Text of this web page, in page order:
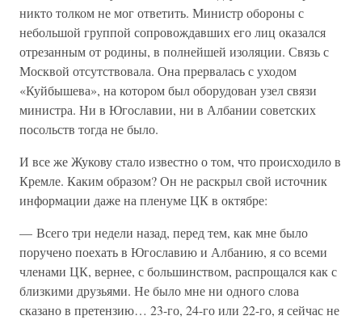
никто толком не мог ответить. Министр обороны с
небольшой группой сопровождавших его лиц оказался
отрезанным от родины, в полнейшей изоляции. Связь с
Москвой отсутствовала. Она прервалась с уходом
«Куйбышева», на котором был оборудован узел связи
министра. Ни в Югославии, ни в Албании советских
посольств тогда не было.
И все же Жукову стало известно о том, что происходило в
Кремле. Каким образом? Он не раскрыл свой источник
информации даже на пленуме ЦК в октябре:
— Всего три недели назад, перед тем, как мне было
поручено поехать в Югославию и Албанию, я со всеми
членами ЦК, вернее, с большинством, распрощался как с
близкими друзьями. Не было мне ни одного слова
сказано в претензию… 23-го, 24-го или 22-го, я сейчас не